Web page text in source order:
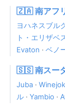
🇿🇦 南アフ
ヨハネスブル
ト・エリザベ
Evaton · ベノ
🇸🇸 南スー
Juba · Winejok
ル · Yambio ·